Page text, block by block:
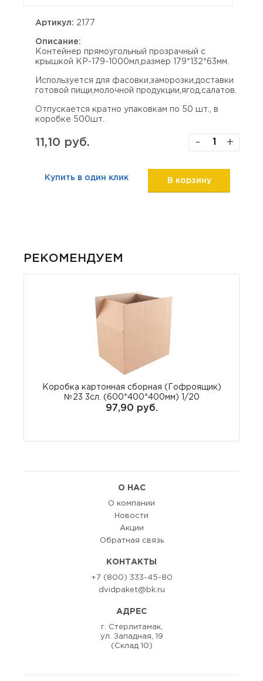
Артикул: 2177
Описание:
Контейнер прямоугольный прозрачный с
крышкой КР-179-1000мл,размер 179*132*63мм.
Используется для фасовки,заморозки,доставки
готовой пищи,молочной продукции,ягод,салатов.
Отпускается кратно упаковкам по 50 шт., в
коробке 500шт.
11,10 руб. - +
Купить в один клик В корзину
РЕКОМЕНДУЕМ
Коробка картонная сборная (Гофроящик)
№23 3сл. (600*400*400мм) 1/20
97,90 руб.
О НАС
О компании
Новости
Акции
Обратная связь
КОНТАКТЫ
+7 (800) 333-45-80
dvidpaket@bk.ru
АДРЕС
г. Стерлитамак,
ул. Западная, 19
(Склад 10)